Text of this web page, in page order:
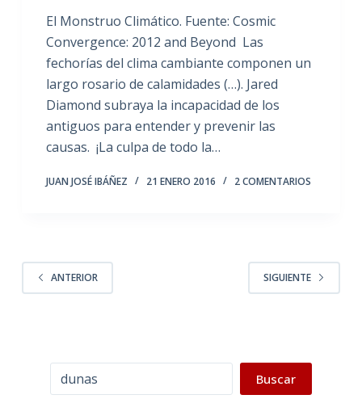
El Monstruo Climático. Fuente: Cosmic
Convergence: 2012 and Beyond Las
fechorías del clima cambiante componen un
largo rosario de calamidades (…). Jared
Diamond subraya la incapacidad de los
antiguos para entender y prevenir las
causas. ¡La culpa de todo la…
JUAN JOSÉ IBÁÑEZ 21 ENERO 2016 2 COMENTARIOS
ANTERIOR SIGUIENTE
Buscar Buscar